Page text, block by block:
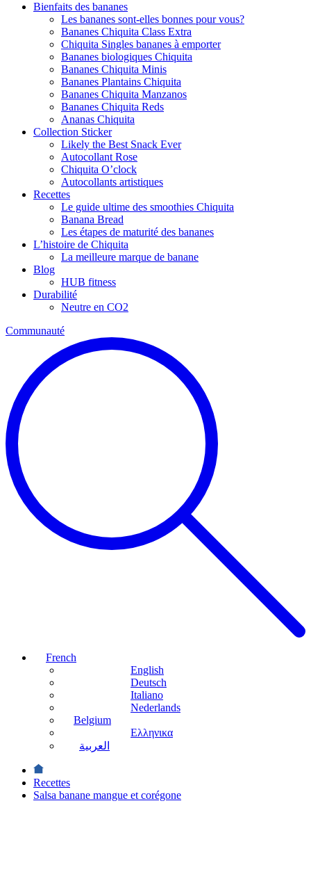
Bienfaits des bananes
Les bananes sont-elles bonnes pour vous?
Bananes Chiquita Class Extra
Chiquita Singles bananes à emporter
Bananes biologiques Chiquita
Bananes Chiquita Minis
Bananes Plantains Chiquita
Bananes Chiquita Manzanos
Bananes Chiquita Reds
Ananas Chiquita
Collection Sticker
Likely the Best Snack Ever
Autocollant Rose
Chiquita O’clock
Autocollants artistiques
Recettes
Le guide ultime des smoothies Chiquita
Banana Bread
Les étapes de maturité des bananes
L’histoire de Chiquita
La meilleure marque de banane
Blog
HUB fitness
Durabilité
Neutre en CO2
Communauté
French
English
Deutsch
Italiano
Nederlands
Belgium
Ελληνικα
العربية
Recettes
Salsa banane mangue et corégone